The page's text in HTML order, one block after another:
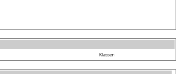
Klassen